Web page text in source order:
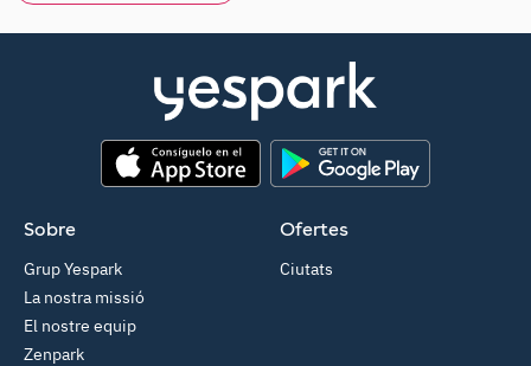
Sobre
Grup Yespark
La nostra missió
El nostre equip
Zenpark
Ofertes
Ciutats